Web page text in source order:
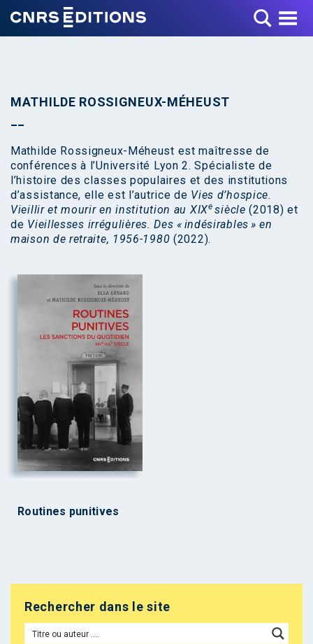
Toggle Menu
MATHILDE ROSSIGNEUX-MÉHEUST
Mathilde Rossigneux-Méheust est maîtresse de
conférences à l’Université Lyon 2. Spécialiste de
l’histoire des classes populaires et des institutions
d’assistance, elle est l’autrice de Vies d’hospice.
Vieillir et mourir en institution au XIXe siècle(2018) et
de Vieillesses irrégulières. Des « indésirables » en
maison de retraite, 1956-1980 (2022).
Routines punitives
Rechercher dans le site